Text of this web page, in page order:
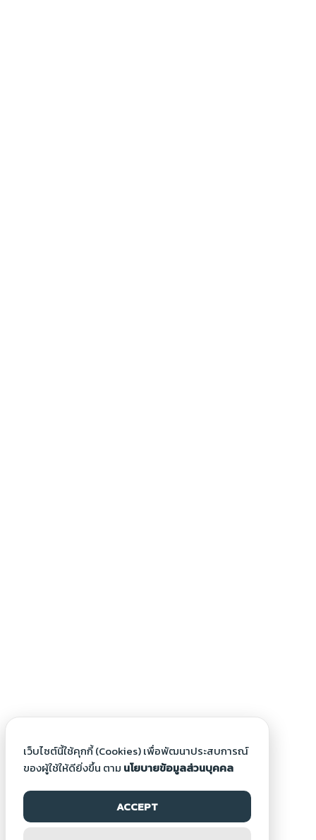
เว็บไซต์นี้ใช้คุกกี้ (Cookies) เพื่อพัฒนาประสบการณ์
ของผู้ใช้ให้ดียิ่งขึ้น ตาม นโยบายข้อมูลส่วนบุคคล
ACCEPT